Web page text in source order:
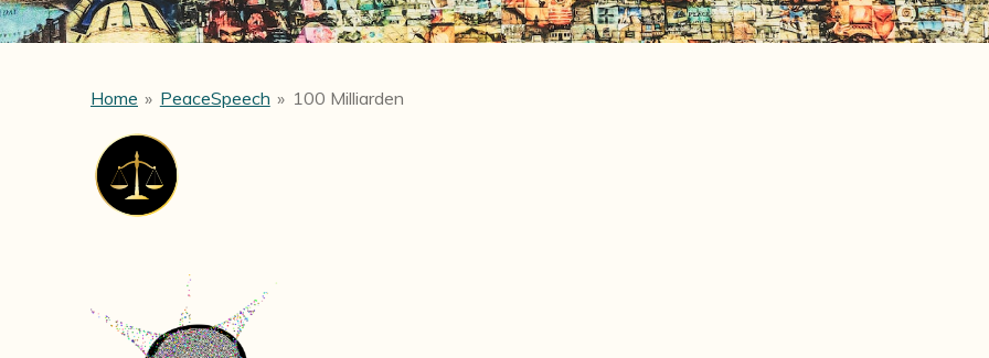
Home » PeaceSpeech » 100 Milliarden